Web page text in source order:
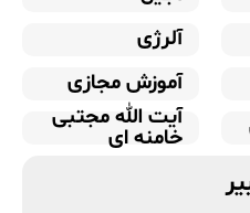
آلرژی
آموزش مجازی
آیت الله مجتبی
خامنه ای